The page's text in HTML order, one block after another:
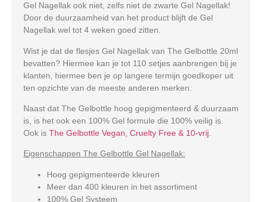
Gel Nagellak ook niet, zelfs niet de zwarte Gel Nagellak!
Door de duurzaamheid van het product blijft de Gel
Nagellak wel tot 4 weken goed zitten.
Wist je dat de flesjes Gel Nagellak van The Gelbottle 20ml
bevatten? Hiermee kan je tot 110 setjes aanbrengen bij je
klanten, hiermee ben je op langere termijn goedkoper uit
ten opzichte van de meeste anderen merken.
Naast dat The Gelbottle hoog gepigmenteerd & duurzaam
is, is het ook een 100% Gel formule die 100% veilig is.
Ook is The Gelbottle Vegan, Cruelty Free & 10-vrij
Eigenschappen The Gelbottle Gel Nagellak:
Hoog gepigmenteerde kleuren
Meer dan 400 kleuren in het assortiment
100% Gel Systeem